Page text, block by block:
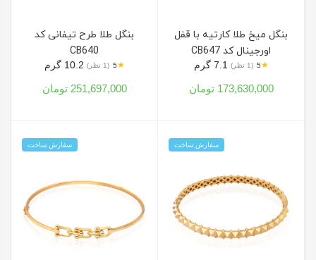
بنگل میخ طلا کارتیه با قفل
اورجینال کد CB647
★
5 (1 نظر)
173,630,000 تومان
بنگل طلا طرح تیفانی کد
CB640
★
5 (1 نظر)
251,697,000 تومان
سفارش ساخت سفارش ساخت